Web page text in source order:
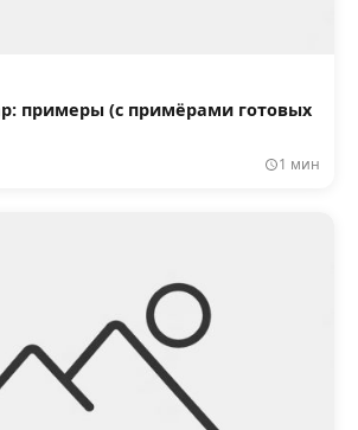
примеры (с примёрами готовых
1 мин